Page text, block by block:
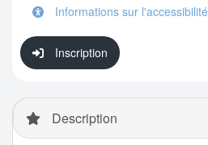
Informations sur l'accessibilité
Inscription
Description